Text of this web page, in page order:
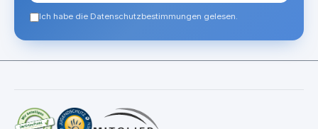
Ich habe die Datenschutzbestimmungen gelesen.